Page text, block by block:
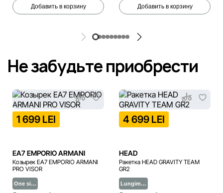
Добавить в корзину Добавить в корзину
Не забудьте приобрести
1 699 LEI
EA7 EMPORIO ARMANI
Козырек EA7 EMPORIO ARMANI
PRO VISOR
One si…
4 699 LEI
HEAD
Ракетка HEAD GRAVITY TEAM
GR2
Lungim…